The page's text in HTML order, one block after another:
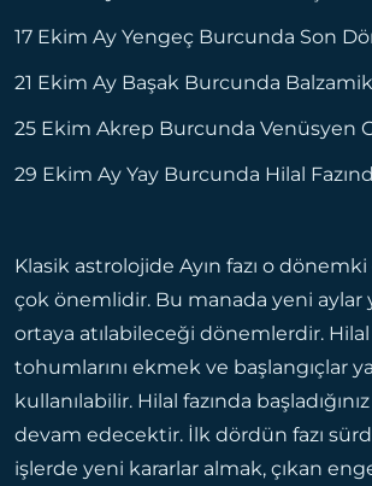
17 Ekim Ay Yengeç Burcunda Son
21 Ekim Ay Başak Burcunda
25 Ekim Akrep Burcunda Venüsyen
29 Ekim Ay Yay Burcunda Hilal
Klasik astrolojide Ayın fazı o
çok önemlidir. Bu manada yeni aylar
ortaya atılabileceği dönemlerdir. Hilal
tohumlarını ekmek ve başlangıçlar
kullanılabilir. Hilal fazında
devam edecektir. İlk dördün fazı
işlerde yeni kararlar almak, çıkan